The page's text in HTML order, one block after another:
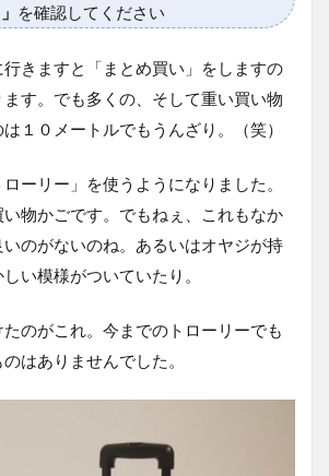
を確認してください
きますと「まとめ買い」をしますの
す。でも多くの、そして重い買い物
１０メートルでもうんざり。（笑）
ーリー」を使うようになりました。
物かごです。でもねぇ、これもなか
のがないのね。あるいはオヤジが持
い模様がついていたり。
のがこれ。今までのトローリーでも
はありませんでした。